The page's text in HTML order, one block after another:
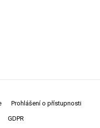
Prohlášení o přístupnosti
GDPR